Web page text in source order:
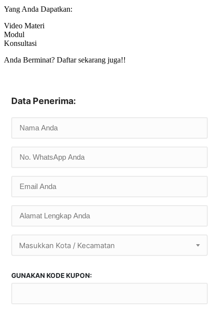
Yang Anda Dapatkan:
Video Materi
Modul
Konsultasi
Anda Berminat? Daftar sekarang juga!!
Data Penerima:
Masukkan Kota / Kecamatan
GUNAKAN KODE KUPON: